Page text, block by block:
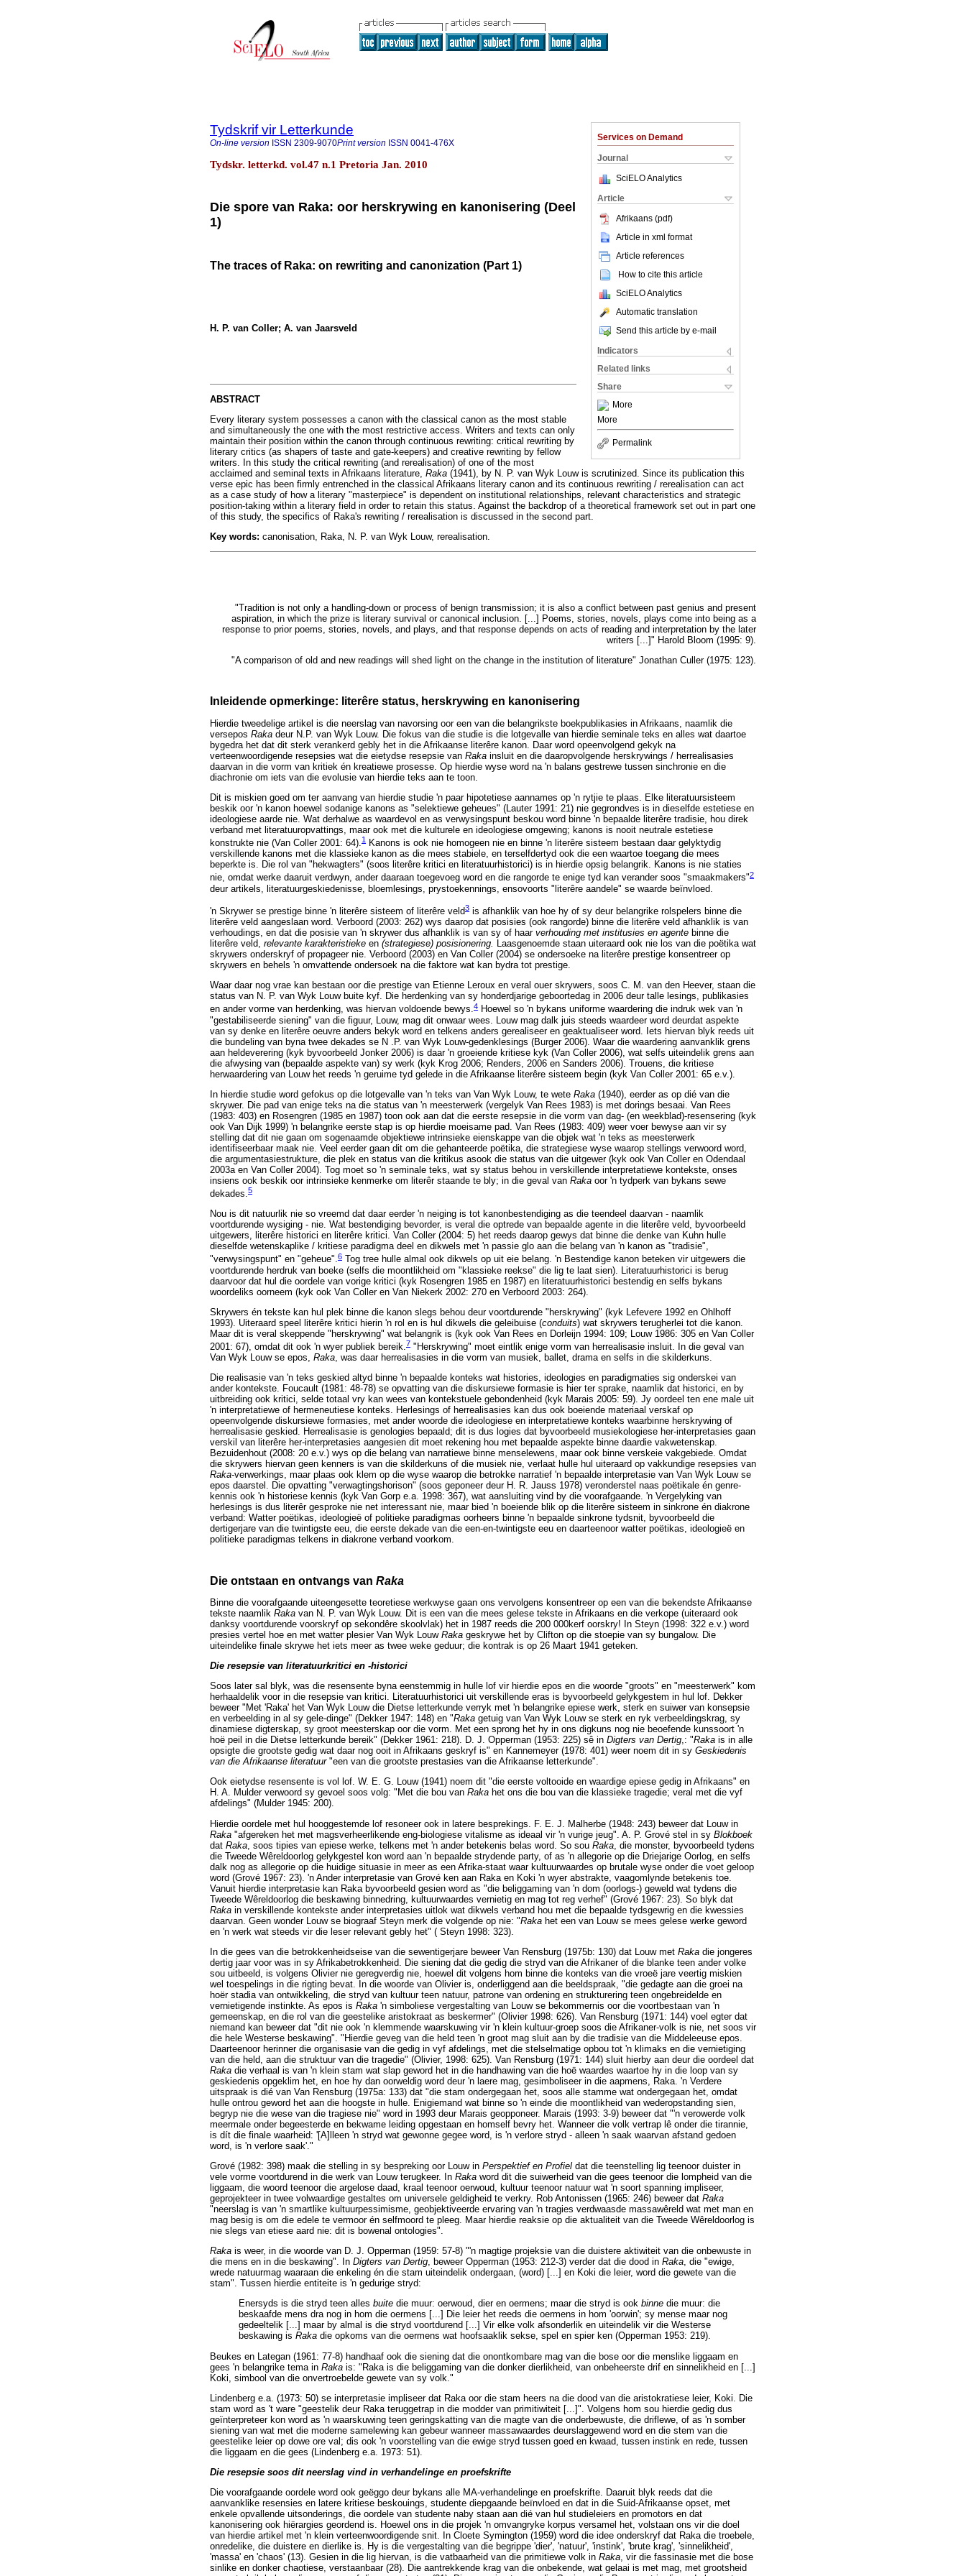
Services on Demand
Journal
SciELO Analytics
Article
Afrikaans (pdf)
Article in xml format
Article references
How to cite this article
SciELO Analytics
Automatic translation
Send this article by e-mail
Indicators
Related links
Share
More
More
Permalink
Tydskrif vir Letterkunde
On-line version ISSN 2309-9070Print version ISSN 0041-476X
Tydskr. letterkd. vol.47 n.1 Pretoria Jan. 2010
Die spore van Raka: oor herskrywing en kanonisering (Deel
1)
The traces of Raka: on rewriting and canonization (Part 1)
H. P. van Coller; A. van Jaarsveld
ABSTRACT
Every literary system possesses a canon with the classical canon as the most stable
and simultaneously the one with the most restrictive access. Writers and texts can only
maintain their position within the canon through continuous rewriting: critical rewriting by
literary critics (as shapers of taste and gate-keepers) and creative rewriting by fellow
writers. In this study the critical rewriting (and rerealisation) of one of the most
acclaimed and seminal texts in Afrikaans literature, Raka (1941), by N. P. van Wyk Louw is scrutinized. Since its publication this
verse epic has been firmly entrenched in the classical Afrikaans literary canon and its continuous rewriting / rerealisation can act
as a case study of how a literary "masterpiece" is dependent on institutional relationships, relevant characteristics and strategic
position-taking within a literary field in order to retain this status. Against the backdrop of a theoretical framework set out in part one
of this study, the specifics of Raka's rewriting / rerealisation is discussed in the second part.
Key words: canonisation, Raka, N. P. van Wyk Louw, rerealisation.
"Tradition is not only a handling-down or process of benign transmission; it is also a conflict between past genius and present
aspiration, in which the prize is literary survival or canonical inclusion. [...] Poems, stories, novels, plays come into being as a
response to prior poems, stories, novels, and plays, and that response depends on acts of reading and interpretation by the later
writers [...]" Harold Bloom (1995: 9).
"A comparison of old and new readings will shed light on the change in the institution of literature" Jonathan Culler (1975: 123).
Inleidende opmerkinge: literêre status, herskrywing en kanonisering
Hierdie tweedelige artikel is die neerslag van navorsing oor een van die belangrikste boekpublikasies in Afrikaans, naamlik die
versepos Raka deur N.P. van Wyk Louw. Die fokus van die studie is die lotgevalle van hierdie seminale teks en alles wat daartoe
bygedra het dat dit sterk verankerd gebly het in die Afrikaanse literêre kanon. Daar word opeenvolgend gekyk na
verteenwoordigende resepsies wat die eietydse resepsie van Raka insluit en die daaropvolgende herskrywings / herrealisasies
daarvan in die vorm van kritiek én kreatiewe prosesse. Op hierdie wyse word na 'n balans gestrewe tussen sinchronie en die
diachronie om iets van die evolusie van hierdie teks aan te toon.
Dit is miskien goed om ter aanvang van hierdie studie 'n paar hipotetiese aannames op 'n rytjie te plaas. Elke literatuursisteem
beskik oor 'n kanon hoewel sodanige kanons as "selektiewe geheues" (Lauter 1991: 21) nie gegrondves is in dieselfde estetiese en
ideologiese aarde nie. Wat derhalwe as waardevol en as verwysingspunt beskou word binne 'n bepaalde literêre tradisie, hou direk
verband met literatuuropvattings, maar ook met die kulturele en ideologiese omgewing; kanons is nooit neutrale estetiese
konstrukte nie (Van Coller 2001: 64).1
Kanons is ook nie homogeen nie en binne 'n literêre sisteem bestaan daar gelyktydig
verskillende kanons met die klassieke kanon as die mees stabiele, en terselfdertyd ook die een waartoe toegang die mees
beperkte is. Die rol van "hekwagters" (soos literêre kritici en literatuurhistorici) is in hierdie opsig belangrik. Kanons is nie staties
nie, omdat werke daaruit verdwyn, ander daaraan toegevoeg word en die rangorde te enige tyd kan verander soos "smaakmakers"2
deur artikels, literatuurgeskiedenisse, bloemlesings, prystoekennings, ensovoorts "literêre aandele" se waarde beïnvloed.
'n Skrywer se prestige binne 'n literêre sisteem of literêre veld3 is afhanklik van hoe hy of sy deur belangrike rolspelers binne die
literêre veld aangeslaan word. Verboord (2003: 262) wys daarop dat posisies (ook rangorde) binne die literêre veld afhanklik is van
verhoudings, en dat die posisie van 'n skrywer dus afhanklik is van sy of haar verhouding met institusies en agente binne die
literêre veld, relevante karakteristieke en (strategiese) posisionering. Laasgenoemde staan uiteraard ook nie los van die poëtika wat
skrywers onderskryf of propageer nie. Verboord (2003) en Van Coller (2004) se ondersoeke na literêre prestige konsentreer op
skrywers en behels 'n omvattende ondersoek na die faktore wat kan bydra tot prestige.
Waar daar nog vrae kan bestaan oor die prestige van Etienne Leroux en veral ouer skrywers, soos C. M. van den Heever, staan die
status van N. P. van Wyk Louw buite kyf. Die herdenking van sy honderdjarige geboortedag in 2006 deur talle lesings, publikasies
en ander vorme van herdenking, was hiervan voldoende bewys.4 Hoewel so 'n bykans uniforme waardering die indruk wek van 'n
"gestabiliseerde siening" van die figuur, Louw, mag dit onwaar wees. Louw mag dalk juis steeds waardeer word deurdat aspekte
van sy denke en literêre oeuvre anders bekyk word en telkens anders gerealiseer en geaktualiseer word. Iets hiervan blyk reeds uit
die bundeling van byna twee dekades se N .P. van Wyk Louw-gedenklesings (Burger 2006). Waar die waardering aanvanklik grens
aan heldeverering (kyk byvoorbeeld Jonker 2006) is daar 'n groeiende kritiese kyk (Van Coller 2006), wat selfs uiteindelik grens aan
die afwysing van (bepaalde aspekte van) sy werk (kyk Krog 2006; Renders, 2006 en Sanders 2006). Trouens, die kritiese
herwaardering van Louw het reeds 'n geruime tyd gelede in die Afrikaanse literêre sisteem begin (kyk Van Coller 2001: 65 e.v.).
In hierdie studie word gefokus op die lotgevalle van 'n teks van Van Wyk Louw, te wete Raka (1940), eerder as op dié van die
skrywer. Die pad van enige teks na die status van 'n meesterwerk (vergelyk Van Rees 1983) is met dorings besaai. Van Rees
(1983: 403) en Rosengren (1985 en 1987) toon ook aan dat die eerste resepsie in die vorm van dag- (en weekblad)-resensering (kyk
ook Van Dijk 1999) 'n belangrike eerste stap is op hierdie moeisame pad. Van Rees (1983: 409) weer voer bewyse aan vir sy
stelling dat dit nie gaan om sogenaamde objektiewe intrinsieke eienskappe van die objek wat 'n teks as meesterwerk
identifiseerbaar maak nie. Veel eerder gaan dit om die gehanteerde poëtika, die strategiese wyse waarop stellings verwoord word,
die argumentasiestrukture, die plek en status van die kritikus asook die status van die uitgewer (kyk ook Van Coller en Odendaal
2003a en Van Coller 2004). Tog moet so 'n seminale teks, wat sy status behou in verskillende interpretatiewe kontekste, onses
insiens ook beskik oor intrinsieke kenmerke om literêr staande te bly; in die geval van Raka oor 'n tydperk van bykans sewe
dekades.5
Nou is dit natuurlik nie so vreemd dat daar eerder 'n neiging is tot kanonbestendiging as die teendeel daarvan - naamlik
voortdurende wysiging - nie. Wat bestendiging bevorder, is veral die optrede van bepaalde agente in die literêre veld, byvoorbeeld
uitgewers, literêre historici en literêre kritici. Van Coller (2004: 5) het reeds daarop gewys dat binne die denke van Kuhn hulle
dieselfde wetenskaplike / kritiese paradigma deel en dikwels met 'n passie glo aan die belang van 'n kanon as "tradisie",
"verwysingspunt" en "geheue".6 Tog tree hulle almal ook dikwels op uit eie belang. 'n Bestendige kanon beteken vir uitgewers die
voortdurende herdruk van boeke (selfs die moontlikheid om "klassieke reekse" die lig te laat sien). Literatuurhistorici is berug
daarvoor dat hul die oordele van vorige kritici (kyk Rosengren 1985 en 1987) en literatuurhistorici bestendig en selfs bykans
woordeliks oorneem (kyk ook Van Coller en Van Niekerk 2002: 270 en Verboord 2003: 264).
Skrywers én tekste kan hul plek binne die kanon slegs behou deur voortdurende "herskrywing" (kyk Lefevere 1992 en Ohlhoff
1993). Uiteraard speel literêre kritici hierin 'n rol en is hul dikwels die geleibuise (conduits) wat skrywers terugherlei tot die kanon.
Maar dit is veral skeppende "herskrywing" wat belangrik is (kyk ook Van Rees en Dorleijn 1994: 109; Louw 1986: 305 en Van Coller
2001: 67), omdat dit ook 'n wyer publiek bereik.7 "Herskrywing" moet eintlik enige vorm van herrealisasie insluit. In die geval van
Van Wyk Louw se epos, Raka, was daar herrealisasies in die vorm van musiek, ballet, drama en selfs in die skilderkuns.
Die realisasie van 'n teks geskied altyd binne 'n bepaalde konteks wat histories, ideologies en paradigmaties sig onderskei van
ander kontekste. Foucault (1981: 48-78) se opvatting van die diskursiewe formasie is hier ter sprake, naamlik dat historici, en by
uitbreiding ook kritici, selde totaal vry kan wees van kontekstuele gebondenheid (kyk Marais 2005: 59). Jy oordeel ten ene male uit
'n interpretatiewe of hermeneutiese konteks. Herlesings of herrealisasies kan dus ook boeiende materiaal verskaf op
opeenvolgende diskursiewe formasies, met ander woorde die ideologiese en interpretatiewe konteks waarbinne herskrywing of
herrealisasie geskied. Herrealisasie is genologies bepaald; dit is dus logies dat byvoorbeeld musiekologiese her-interpretasies gaan
verskil van literêre her-interpretasies aangesien dit moet rekening hou met bepaalde aspekte binne daardie vakwetenskap.
Bezuidenhout (2008: 20 e.v.) wys op die belang van narratiewe binne menselewens, maar ook binne verskeie vakgebiede. Omdat
die skrywers hiervan geen kenners is van die skilderkuns of die musiek nie, verlaat hulle hul uiteraard op vakkundige resepsies van
Raka-verwerkings, maar plaas ook klem op die wyse waarop die betrokke narratief 'n bepaalde interpretasie van Van Wyk Louw se
epos daarstel. Die opvatting "verwagtingshorison" (soos geponeer deur H. R. Jauss 1978) veronderstel naas poëtikale én genre-
kennis ook 'n historiese kennis (kyk Van Gorp e.a. 1998: 367), wat aansluiting vind by die voorafgaande. 'n Vergelyking van
herlesings is dus literêr gesproke nie net interessant nie, maar bied 'n boeiende blik op die literêre sisteem in sinkrone én diakrone
verband: Watter poëtikas, ideologieë of politieke paradigmas oorheers binne 'n bepaalde sinkrone tydsnit, byvoorbeeld die
dertigerjare van die twintigste eeu, die eerste dekade van die een-en-twintigste eeu en daarteenoor watter poëtikas, ideologieë en
politieke paradigmas telkens in diakrone verband voorkom.
Die ontstaan en ontvangs van Raka
Binne die voorafgaande uiteengesette teoretiese werkwyse gaan ons vervolgens konsentreer op een van die bekendste Afrikaanse
tekste naamlik Raka van N. P. van Wyk Louw. Dit is een van die mees gelese tekste in Afrikaans en die verkope (uiteraard ook
danksy voortdurende voorskryf op sekondêre skoolvlak) het in 1987 reeds die 200 000kerf oorskry! In Steyn (1998: 322 e.v.) word
presies vertel hoe en met watter plesier Van Wyk Louw Raka geskrywe het by Clifton op die stoepie van sy bungalow. Die
uiteindelike finale skrywe het iets meer as twee weke geduur; die kontrak is op 26 Maart 1941 geteken.
Die resepsie van literatuurkritici en -historici
Soos later sal blyk, was die resensente byna eenstemmig in hulle lof vir hierdie epos en die woorde "groots" en "meesterwerk" kom
herhaaldelik voor in die resepsie van kritici. Literatuurhistorici uit verskillende eras is byvoorbeeld gelykgestem in hul lof. Dekker
beweer "Met 'Raka' het Van Wyk Louw die Dietse letterkunde verryk met 'n belangrike epiese werk, sterk en suiwer van konsepsie
en verbeelding in al sy gele-dinge" (Dekker 1947: 148) en "Raka getuig van Van Wyk Louw se sterk en ryk verbeeldingskrag, sy
dinamiese digterskap, sy groot meesterskap oor die vorm. Met een sprong het hy in ons digkuns nog nie beoefende kunssoort 'n
hoë peil in die Dietse letterkunde bereik" (Dekker 1961: 218). D. J. Opperman (1953: 225) sê in Digters van Dertig,: "Raka is in alle
opsigte die grootste gedig wat daar nog ooit in Afrikaans geskryf is" en Kannemeyer (1978: 401) weer noem dit in sy Geskiedenis
van die Afrikaanse literatuur "een van die grootste prestasies van die Afrikaanse letterkunde".
Ook eietydse resensente is vol lof. W. E. G. Louw (1941) noem dit "die eerste voltooide en waardige epiese gedig in Afrikaans" en
H. A. Mulder verwoord sy gevoel soos volg: "Met die bou van Raka het ons die bou van die klassieke tragedie; veral met die vyf
afdelings" (Mulder 1945: 200).
Hierdie oordele met hul hooggestemde lof resoneer ook in latere besprekings. F. E. J. Malherbe (1948: 243) beweer dat Louw in
Raka "afgereken het met magsverheerlikende eng-biologiese vitalisme as ideaal vir 'n vurige jeug". A. P. Grové stel in sy Blokboek
dat Raka , soos tipies van epiese werke, telkens met 'n ander betekenis belas word. So sou Raka , die monster, byvoorbeeld tydens
die Tweede Wêreldoorlog gelykgestel kon word aan 'n bepaalde strydende party, of as 'n allegorie op die Driejarige Oorlog, en selfs
dalk nog as allegorie op die huidige situasie in meer as een Afrika-staat waar kultuurwaardes op brutale wyse onder die voet geloop
word (Grové 1967: 23). 'n Ander interpretasie van Grové ken aan Raka en Koki 'n wyer abstrakte, vaagomlynde betekenis toe.
Vanuit hierdie interpretasie kan Raka byvoorbeeld gesien word as "die beliggaming van 'n dom (oorlogs-) geweld wat tydens die
Tweede Wêreldoorlog die beskawing binnedring, kultuurwaardes vernietig en mag tot reg verhef" (Grové 1967: 23). So blyk dat
Raka in verskillende kontekste ander interpretasies uitlok wat dikwels verband hou met die bepaalde tydsgewrig en die kwessies
daarvan. Geen wonder Louw se biograaf Steyn merk die volgende op nie: "Raka het een van Louw se mees gelese werke geword
en 'n werk wat steeds vir die leser relevant gebly het" ( Steyn 1998: 323).
In die gees van die betrokkenheidseise van die sewentigerjare beweer Van Rensburg (1975b: 130) dat Louw met Raka die jongeres
dertig jaar voor was in sy Afrikabetrokkenheid. Die siening dat die gedig die stryd van die Afrikaner of die blanke teen ander volke
sou uitbeeld, is volgens Olivier nie geregverdig nie, hoewel dit volgens hom binne die konteks van die vroeë jare veertig miskien
wel toespelings in die rigting bevat. In die woorde van Olivier is, onderliggend aan die beeldspraak, "die gedagte aan die groei na
hoër stadia van ontwikkeling, die stryd van kultuur teen natuur, patrone van ordening en strukturering teen ongebreidelde en
vernietigende instinkte. As epos is Raka 'n simboliese vergestalting van Louw se bekommernis oor die voortbestaan van 'n
gemeenskap, en die rol van die geestelike aristokraat as beskermer" (Olivier 1998: 626). Van Rensburg (1971: 144) voel egter dat
niemand kan beweer dat "dit nie ook 'n klemmende waarskuwing vir 'n klein kultuur-groep soos die Afrikaner-volk is nie, net soos vir
die hele Westerse beskawing". "Hierdie geveg van die held teen 'n groot mag sluit aan by die tradisie van die Middeleeuse epos.
Daarteenoor herinner die organisasie van die gedig in vyf afdelings, met die stelselmatige opbou tot 'n klimaks en die vernietiging
van die held, aan die struktuur van die tragedie" (Olivier, 1998: 625). Van Rensburg (1971: 144) sluit hierby aan deur die oordeel dat
Raka die verhaal is van 'n klein stam wat slap geword het in die handhawing van die hoë waardes waartoe hy in die loop van sy
geskiedenis opgeklim het, en hoe hy dan oorweldig word deur 'n laere mag, gesimboliseer in die aapmens, Raka. 'n Verdere
uitspraak is dié van Van Rensburg (1975a: 133) dat "die stam ondergegaan het, soos alle stamme wat ondergegaan het, omdat
hulle ontrou geword het aan die hoogste in hulle. Enigiemand wat binne so 'n einde die moontlikheid van wederopstanding sien,
begryp nie die wese van die tragiese nie" word in 1993 deur Marais geopponeer. Marais (1993: 3-9) beweer dat "'n verowerde volk
meermale onder begeesterde en bekwame leiding opgestaan en homself bevry het. Wanneer die volk vertrap lê onder die tirannie,
is dít die finale waarheid: '[A]lleen 'n stryd wat gewonne gegee word, is 'n verlore stryd - alleen 'n saak waarvan afstand gedoen
word, is 'n verlore saak'."
Grové (1982: 398) maak die stelling in sy bespreking oor Louw in Perspektief en Profiel dat die teenstelling lig teenoor duister in
vele vorme voortdurend in die werk van Louw terugkeer. In Raka word dit die suiwerheid van die gees teenoor die lompheid van die
liggaam, die woord teenoor die argelose daad, kraal teenoor oerwoud, kultuur teenoor natuur wat 'n soort spanning impliseer,
geprojekteer in twee volwaardige gestaltes om universele geldigheid te verkry. Rob Antonissen (1965: 246) beweer dat Raka
"neerslag is van 'n smartlike kultuurpessimisme, geobjektiveerde ervaring van 'n tragies verdwaasde massawêreld wat met man en
mag besig is om die edele te vermoor én selfmoord te pleeg. Maar hierdie reaksie op die aktualiteit van die Tweede Wêreldoorlog is
nie slegs van etiese aard nie: dit is bowenal ontologies".
Raka is weer, in die woorde van D. J. Opperman (1959: 57-8) "'n magtige projeksie van die duistere aktiwiteit van die onbewuste in
die mens en in die beskawing". In Digters van Dertig, beweer Opperman (1953: 212-3) verder dat die dood in Raka, die "ewige,
wrede natuurmag waaraan die enkeling én die stam uiteindelik ondergaan, (word) [...] en Koki die leier, word die gewete van die
stam". Tussen hierdie entiteite is 'n gedurige stryd:
Enersyds is die stryd teen alles buite die muur: oerwoud, dier en oermens; maar die stryd is ook binne die muur: die
beskaafde mens dra nog in hom die oermens [...] Die leier het reeds die oermens in hom 'oorwin'; sy mense maar nog
gedeeltelik [...] maar by almal is die stryd voortdurend [...] Vir elke volk afsonderlik en uiteindelik vir die Westerse
beskawing is Raka die opkoms van die oermens wat hoofsaaklik sekse, spel en spier ken (Opperman 1953: 219).
Beukes en Lategan (1961: 77-8) handhaaf ook die siening dat die onontkombare mag van die bose oor die menslike liggaam en
gees 'n belangrike tema in Raka is: "Raka is die beliggaming van die donker dierlikheid, van onbeheerste drif en sinnelikheid en [...]
Koki, simbool van die onvertroebelde gewete van sy volk."
Lindenberg e.a. (1973: 50) se interpretasie impliseer dat Raka oor die stam heers na die dood van die aristokratiese leier, Koki. Die
stam word as 't ware "geestelik deur Raka teruggetrap in die modder van primitiwiteit [...]". Volgens hom sou hierdie gedig dus
geïnterpreteer kon word as 'n waarskuwing teen geringskatting van die magte van die onderbewuste, die driflewe, of as 'n somber
siening van wat met die moderne samelewing kan gebeur wanneer massawaardes deurslaggewend word en die stem van die
geestelike leier op dowe ore val; dis ook 'n voorstelling van die ewige stryd tussen goed en kwaad, tussen instink en rede, tussen
die liggaam en die gees (Lindenberg e.a. 1973: 51).
Die resepsie soos dit neerslag vind in verhandelinge en proefskrifte
Die voorafgaande oordele word ook geëggo deur bykans alle MA-verhandelinge en proefskrifte. Daaruit blyk reeds dat die
aanvanklike resensies en latere kritiese beskouings, studente diepgaande beïnvloed en dat in die Suid-Afrikaanse opset, met
enkele opvallende uitsonderings, die oordele van studente naby staan aan dié van hul studieleiers en promotors en dat
kanonisering ook hiërargies geordend is. Hoewel ons in die projek 'n omvangryke korpus versamel het, volstaan ons vir die doel
van hierdie artikel met 'n klein verteenwoordigende snit. In Cloete Symington (1959) word die idee onderskryf dat Raka die troebele,
onredelike, die duistere en dierlike is. Hy is die vergestalting van die begrippe 'dier', 'natuur', 'instink', 'brute krag', 'sinnelikheid',
'massa' en 'chaos' (13). Gesien in die lig hiervan, is die vatbaarheid van die primitiewe volk in Raka, vir die fassinasie met die bose
sinlike en donker chaotiese, verstaanbaar (28). Die aantrekkende krag van die onbekende, wat gelaai is met mag, met grootsheid